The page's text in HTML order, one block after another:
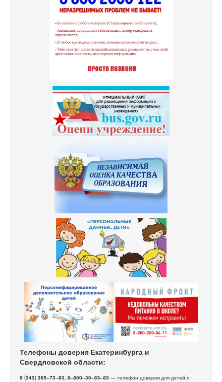
Телефоны доверия Екатеринбурга и
Свердловской области:
8 (343) 385–73–83, 8–800–30–83–83 — телефон доверия для детей и